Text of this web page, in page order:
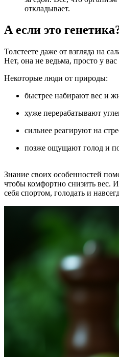
откладывает.
А если это
Толстеете даже от взгляда на
Нет, она не ведьма, просто у вас
Некоторые люди от природы:
быстрее набирают вес и
хуже перерабатывают
сильнее реагируют на
позже ощущают голод и
Знание своих особенностей
чтобы комфортно снизить вес.
себя спортом, голодать и